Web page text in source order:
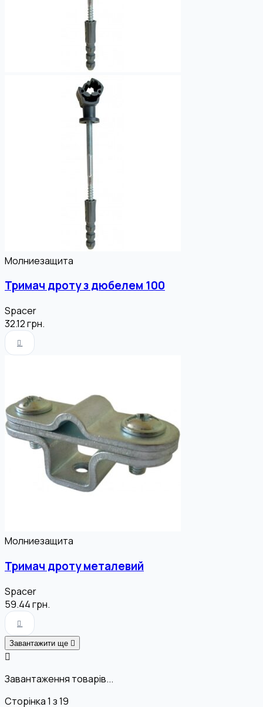
Молниезащита
Тримач дроту з дюбелем 100
Spacer
32.12грн.
Молниезащита
Тримач дроту металевий
Spacer
59.44грн.
Завантажити ще
Завантаження товарів...
Сторінка1 з19